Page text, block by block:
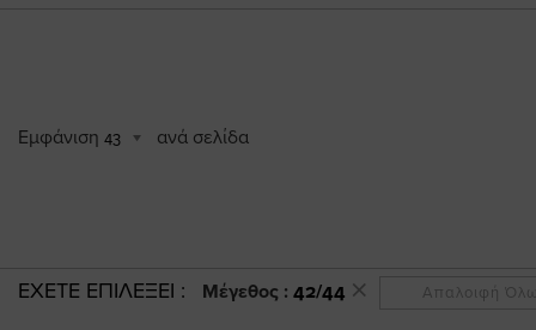
Εμφάνιση 43 ανά σελίδα
ΕΧΕΤΕ ΕΠΙΛΕΞΕΙ Μέγεθος : 42/44 Απαλοιφή